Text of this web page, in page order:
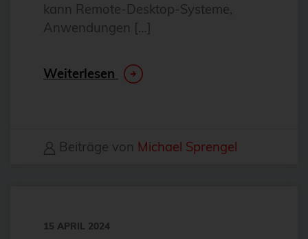
certmonger
CI/CD-Integration
Cloud-Optimierung
CloudNativeCon
kann Remote-Desktop-Systeme,
Anwendungen […]
Weiterlesen
Beiträge von Michael Sprengel
15 APRIL 2024